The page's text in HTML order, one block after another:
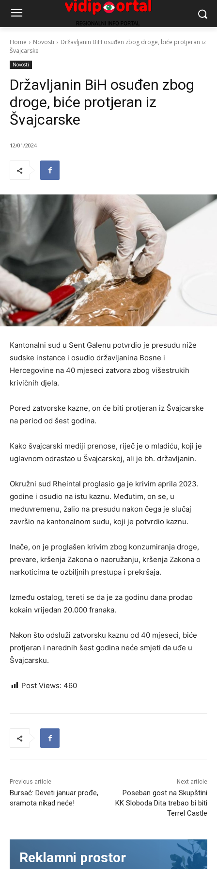
Home Novosti
Državljanin BiH osuđen zbog droge, biće protjeran iz
Švajcarske
Novosti
Državljanin BiH osuđen zbog
droge, biće protjeran iz
Švajcarske
12/01/2024
Kantonalni sud u Sent Galenu potvrdio je presudu niže
sudske instance i osudio državljanina Bosne i
Hercegovine na 40 mjeseci zatvora zbog višestrukih
krivičnih djela.
Pored zatvorske kazne, on će biti protjeran iz Švajcarske
na period od šest godina.
Kako švajcarski mediji prenose, riječ je o mladiću, koji je
uglavnom odrastao u Švajcarskoj, ali je bh. državljanin.
Okružni sud Rheintal proglasio ga je krivim aprila 2023.
godine i osudio na istu kaznu. Međutim, on se, u
međuvremenu, žalio na presudu nakon čega je slučaj
završio na kantonalnom sudu, koji je potvrdio kaznu.
Inače, on je proglašen krivim zbog konzumiranja droge,
prevare, kršenja Zakona o naoružanju, kršenja Zakona o
narkoticima te ozbiljnih prestupa i prekršaja.
Između ostalog, tereti se da je za godinu dana prodao
kokain vrijedan 20.000 franaka.
Nakon što odsluži zatvorsku kaznu od 40 mjeseci, biće
protjeran i narednih šest godina neće smjeti da uđe u
Švajcarsku.
Post Views: 460
Previous article
Bursać: Deveti januar prođe,
sramota nikad neće!
Next article
Poseban gost na Skupštini
KK Sloboda Dita trebao bi biti
Terrel Castle
Reklamni prostor